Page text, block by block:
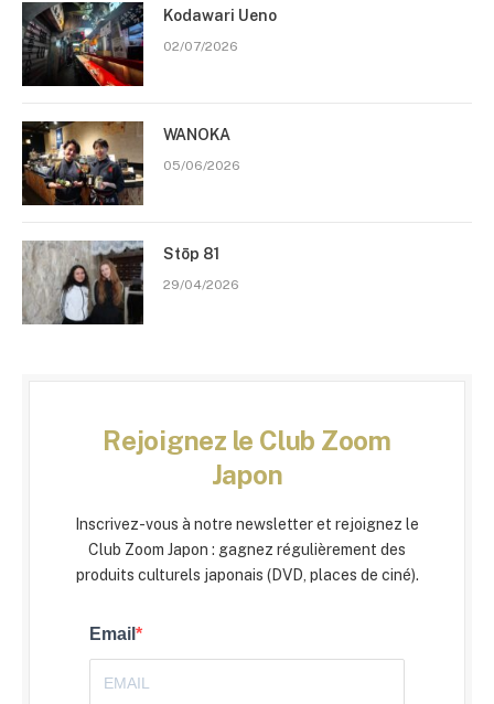
Kodawari Ueno
02/07/2026
WANOKA
05/06/2026
Stōp 81
29/04/2026
Rejoignez le Club Zoom
Japon
Inscrivez-vous à notre newsletter et rejoignez le
Club Zoom Japon : gagnez régulièrement des
produits culturels japonais (DVD, places de ciné).
Email